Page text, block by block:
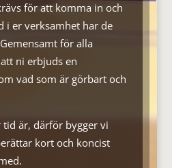
för att komma in och
i er verksamhet har de
för alla
ni erbjuds en
vad som är görbart och
är, därför bygger vi
kort och koncist